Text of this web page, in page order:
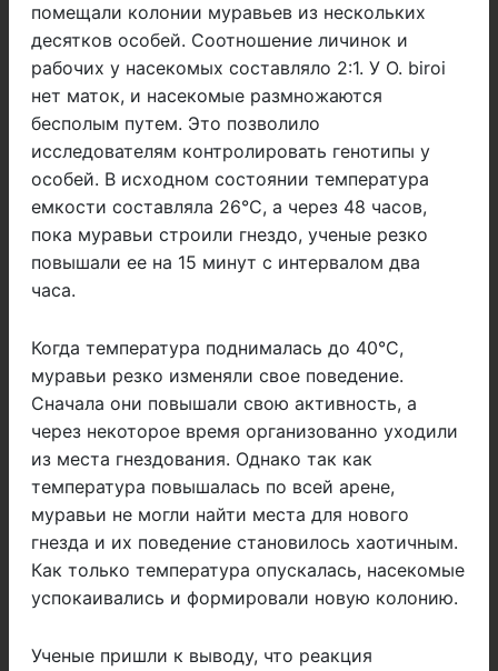
помещали колонии муравьев из нескольких
десятков особей. Соотношение личинок и
рабочих у насекомых составляло 2:1. У O. biroi
нет маток, и насекомые размножаются
бесполым путем. Это позволило
исследователям контролировать генотипы у
особей. В исходном состоянии температура
емкости составляла 26°С, а через 48 часов,
пока муравьи строили гнездо, ученые резко
повышали ее на 15 минут с интервалом два
часа.
Когда температура поднималась до 40°С,
муравьи резко изменяли свое поведение.
Сначала они повышали свою активность, а
через некоторое время организованно уходили
из места гнездования. Однако так как
температура повышалась по всей арене,
муравьи не могли найти места для нового
гнезда и их поведение становилось хаотичным.
Как только температура опускалась, насекомые
успокаивались и формировали новую колонию.
Ученые пришли к выводу, что реакция